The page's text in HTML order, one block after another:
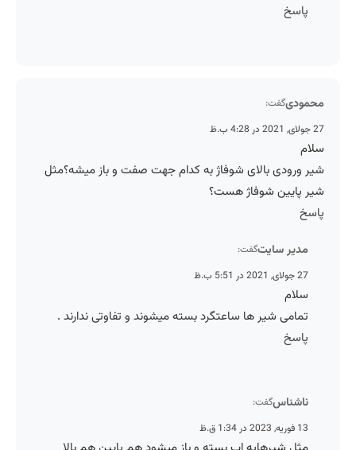
پاسخ
محمودیگفت:
27 جولای, 2021 در 4:28 ب.ظ
سلام
شیر ورودی بالای شوفاژ به کدام جهت صفت و باز میشه؟مثل
شیر پایین شوفاژ هست؟
پاسخ
مدیر سایتگفت:
27 جولای, 2021 در 5:51 ب.ظ
سلام
تمامی شیر ها ساعتگرد بسته میشوند و تفاوتی ندارند .
پاسخ
ناشناسگفت:
13 فوریه, 2023 در 1:34 ق.ظ